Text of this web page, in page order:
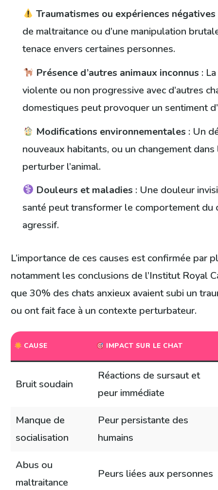
Traumatismes ou expériences négatives
de maltraitance ou d’une manipulation
tenace envers certaines personnes.
Présence d’autres animaux inconnus :
violente ou non progressive avec d’autres
domestiques peut provoquer un sentiment
Modifications environnementales : Un
nouveaux habitants, ou un changement
perturber l’animal.
Douleurs et maladies : Une douleur
santé peut transformer le comportement du
agressif.
L’importance de ces causes est confirmée par
notamment les conclusions de l’Institut Royal
que 30% des chats anxieux avaient subi un
ou ont fait face à un contexte perturbateur.
CAUSE IMPACT SUR LE CHAT
Bruit soudain
Réactions de sursaut et
peur immédiate
Manque de
socialisation
Peur persistante des
humains
Abus ou
maltraitance
Peurs liées aux personnes